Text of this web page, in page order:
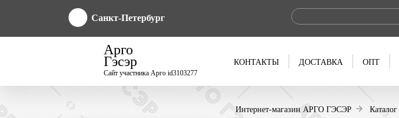
Санкт-Петербург
Арго
Гэсэр
Сайт участника Арго id3103277
КОНТАКТЫ ДОСТАВКА ОПТ
Интернет-магазин АРГО ГЭСЭР Каталог